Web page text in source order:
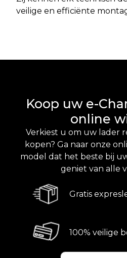
veilige en efficiënte
Koop uw e-
online
Verkiest u om uw lader
kopen? Ga naar onze
model dat het beste bij
geniet van alle
Gratis
100% veilige